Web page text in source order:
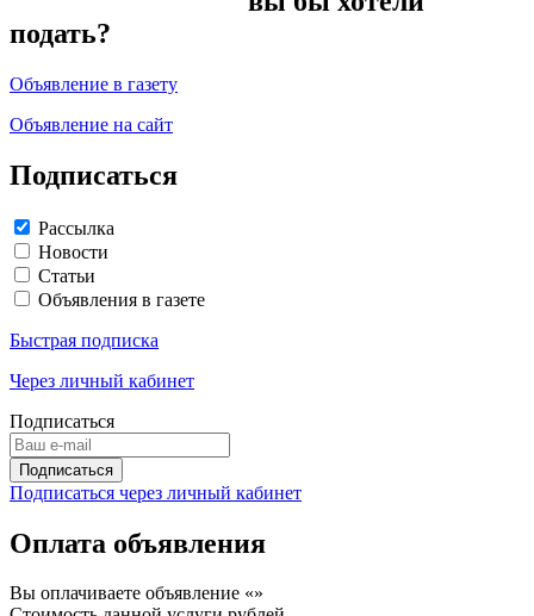
подать?
Объявление в газету
Объявление на сайт
Подписаться
Рассылка
Новости
Статьи
Объявления в газете
Быстрая подписка
Через личный кабинет
Подписаться
Подписаться через личный кабинет
Оплата объявления
Вы оплачиваете объявление «»